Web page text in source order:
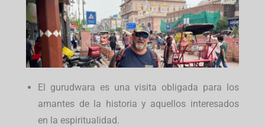
El gurudwara es una visita obligada para los
amantes de la historia y aquellos interesados
en la espiritualidad.